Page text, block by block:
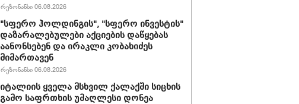
რეზონანსი 06.08.2026
"სფერო ჰოლდინგის", "სფერო ინვესტის"
დაზარალებულები აქციების დაწყებას
აანონსებენ და ირაკლი კობახიძეს
მიმართავენ
რეზონანსი 06.08.2026
იტალიის ყველა მსხვილ ქალაქში სიცხის
გამო საფრთხის უმაღლესი დონეა